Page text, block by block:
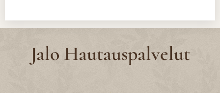
Jalo Hautauspalvelut